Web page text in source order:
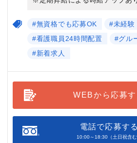
#無資格でも応募OK
#未経験
#看護職員24時間配置
#グル
#新着求人
WEBから応募す
電話で応募する
10:00～18:30（土日祝含む